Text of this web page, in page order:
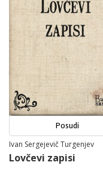
Posudi
Ivan Sergejevič Turgenjev
Lovčevi zapisi